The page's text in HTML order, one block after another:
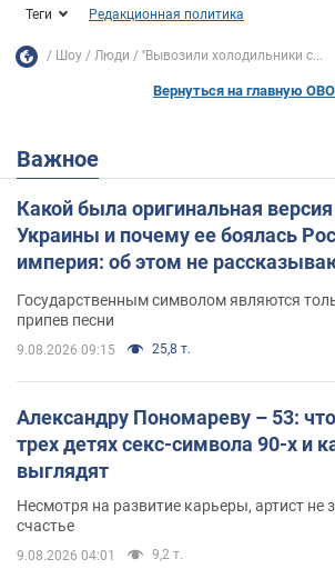
Теги Редакционная политика
Шоу Люди ''Вывозили холодильники с...
Вернуться на главную
Важное
Какой была оригинальная
Украины и почему ее боялась
империя: об этом не
Государственным символом являются
припев песни
9.08.2026 09:15 25,8 т.
Александру Пономареву – 53:
трех детях секс-символа 90-х и
выглядят
Несмотря на развитие карьеры, артист не
счастье
9.08.2026 04:01 9,2 т.